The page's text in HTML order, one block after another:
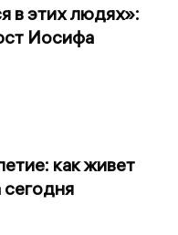
в этих людях»:
Иосифа
как живет